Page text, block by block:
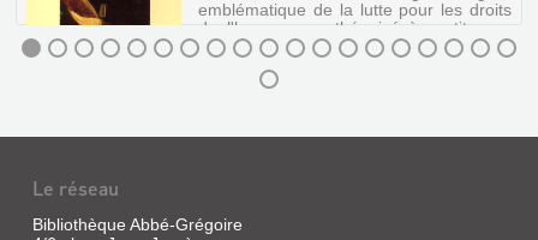
emblématique de la lutte pour les droits
de l'homme, panthéonisé à ce titre en
1989 : sa lutte contre la traite négrière,...
CAUSE
DES
NOIRS
Le réseau
Bibliothèque Abbé-Grégoire